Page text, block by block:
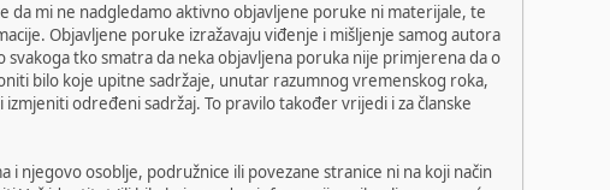
da mi ne nadgledamo aktivno objavljene poruke ni materijale, te
Objavljene poruke izražavaju viđenje i mišljenje samog autora
tko smatra da neka objavljena poruka nije primjerena da o
bilo koje upitne sadržaje, unutar razumnog vremenskog roka,
određeni sadržaj. To pravilo također vrijedi i za članske
i njegovo osoblje, podružnice ili povezane stranice ni na koji način